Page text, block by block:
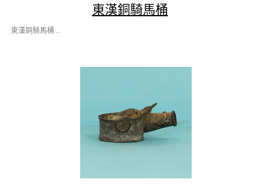
東漢銅騎馬桶
東漢銅騎馬桶 ..